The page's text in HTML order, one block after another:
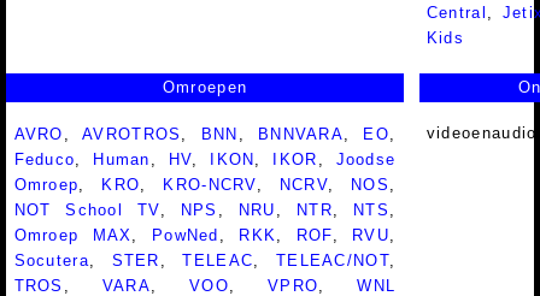
Central ,
Kids
Omroepen
AVRO ,AVROTROS BNN BNNVARA EO
Feduco
Human HV IKON IKOR
Joodse
Omroep
KRO KRO-NCRV NCRV NOS
NOT School TV
NPS NRU NTR NTS
Omroep MAX
PowNed RKK ROF RVU
Socutera
STER ,TELEAC TELEAC/NOT
TROS
VARA ,VOO ,VPRO ,WNL